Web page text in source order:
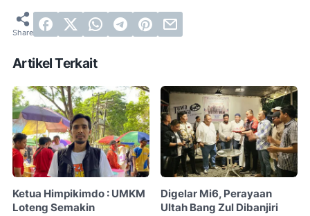
Artikel Terkait
Ketua Himpikimdo : UMKM
Loteng Semakin
️Digelar Mi6, Perayaan
Ultah Bang Zul Dibanjiri